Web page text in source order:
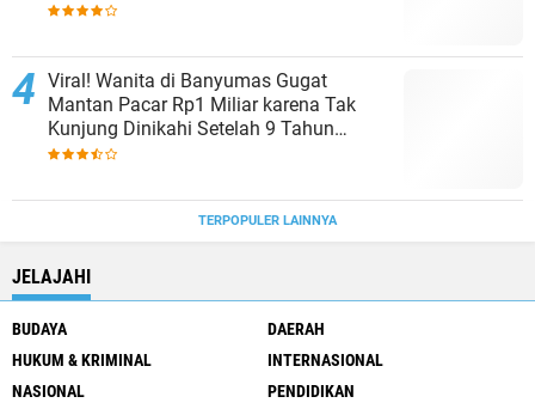
Viral! Wanita di Banyumas Gugat
Mantan Pacar Rp1 Miliar karena Tak
Kunjung Dinikahi Setelah 9 Tahun
Berpacaran
TERPOPULER LAINNYA
JELAJAHI
BUDAYA
DAERAH
HUKUM & KRIMINAL
INTERNASIONAL
NASIONAL
PENDIDIKAN